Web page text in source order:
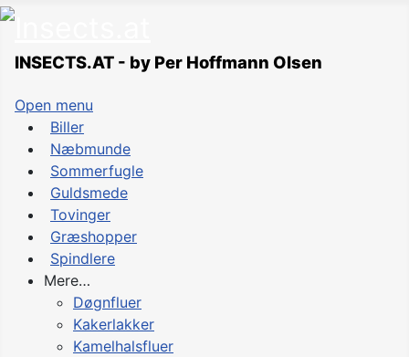
INSECTS.AT - by Per Hoffmann Olsen
Open menu
Biller
Næbmunde
Sommerfugle
Guldsmede
Tovinger
Græshopper
Spindlere
Mere…
Døgnfluer
Kakerlakker
Kamelhalsfluer